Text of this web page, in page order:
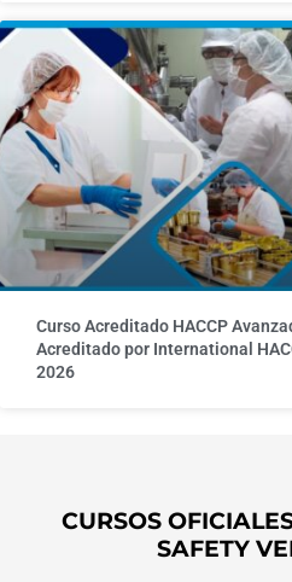
Curso Acreditado HACCP
Acreditado por International
2026
CURSOS
SAFETY